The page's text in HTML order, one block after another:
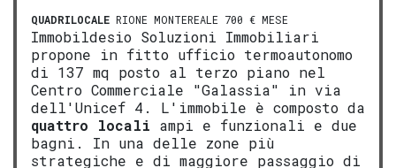
QUADRILOCALE RIONE MONTEREALE 700 € MESE
Immobildesio Soluzioni Immobiliari
propone in fitto ufficio termoautonomo
di 137 mq posto al terzo piano nel
Centro Commerciale "Galassia" in via
dell'Unicef 4. L'immobile è composto da
quattro locali ampi e funzionali e due
bagni. In una delle zone più
strategiche e di maggiore passaggio di